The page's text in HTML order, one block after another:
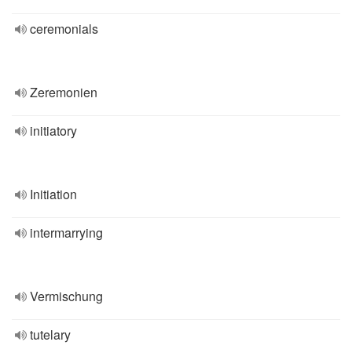
ceremonials
Zeremonien
initiatory
Initiation
intermarrying
Vermischung
tutelary